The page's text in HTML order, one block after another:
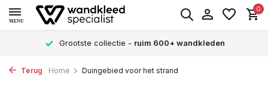
MENU
0
Grootste collectie - ruim 600+ wandkleden
Terug Home Duingebied voor het strand